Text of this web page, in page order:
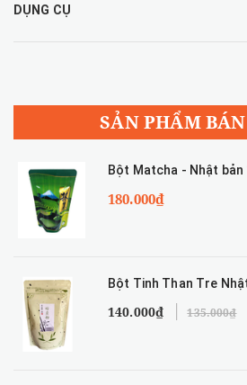
DỤNG CỤ
SẢN PHẨM
Bột Matcha - Nhật bản
180.000₫
Bột Tinh Than Tre
140.000₫ 135.000₫